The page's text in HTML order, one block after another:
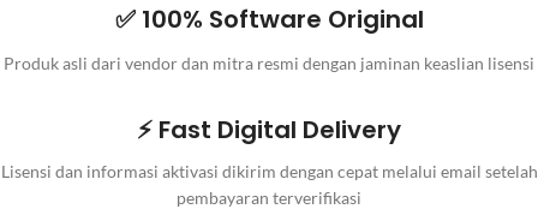
✅ 100% Software Original
Produk asli dari vendor dan mitra resmi dengan jaminan keaslian lisensi
⚡ Fast Digital Delivery
Lisensi dan informasi aktivasi dikirim dengan cepat melalui email setelah
pembayaran terverifikasi